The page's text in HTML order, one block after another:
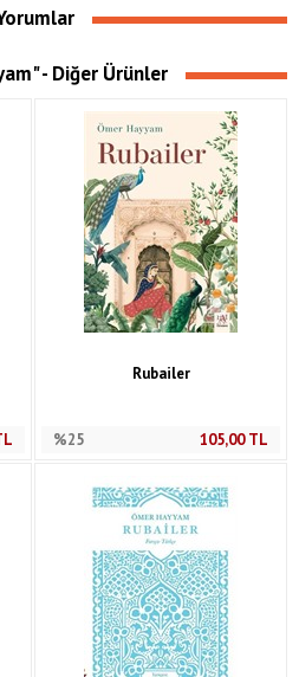
- Diğer Ürünler
Rubailer
%25 105,00TL